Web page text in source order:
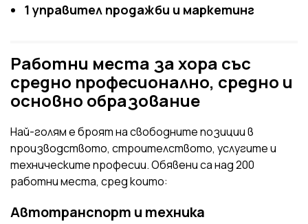
1 управител продажби и маркетинг
Работни места за хора със
средно професионално, средно и
основно образование
Най-голям е броят на свободните позиции в
производството, строителството, услугите и
техническите професии. Обявени са над 200
работни места, сред които:
Автотранспорт и техника